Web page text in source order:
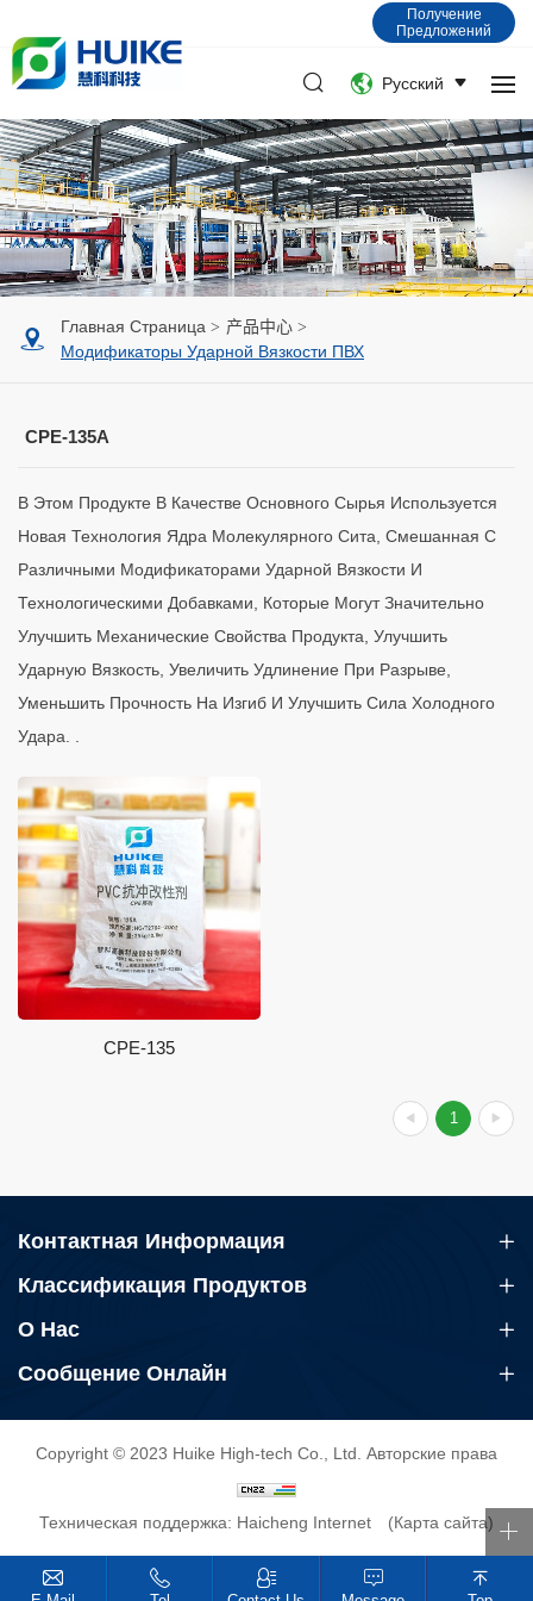
Получение
Предложений
Русский
Главная Страница
产品中心
Модификаторы Ударной Вязкости ПВХ
CPE-135A
В Этом Продукте В Качестве Основного Сырья Используется
Новая Технология Ядра Молекулярного Сита, Смешанная С
Различными Модификаторами Ударной Вязкости И
Технологическими Добавками, Которые Могут Значительно
Улучшить Механические Свойства Продукта, Улучшить
Ударную Вязкость, Увеличить Удлинение При Разрыве,
Уменьшить Прочность На Изгиб И Улучшить Сила Холодного
Удара. .
CPE-135
1
Контактная Информация
Классификация Продуктов
О Нас
Сообщение Онлайн
Copyright © 2023 Huike High-tech Co., Ltd. Авторские права
Техническая поддержка: Haicheng Internet (Карта сайта)